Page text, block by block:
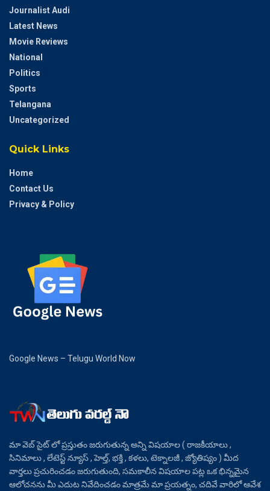
Journalist Audi
Latest News
Movie Reviews
National
Politics
Sports
Telangana
Uncategorized
Quick Links
Home
Contact Us
Privacy & Policy
Google News – Telugu World Now
మా వెబ్ సైట్ లో ప్రస్తుతం జరుగుతున్న అన్ని విషయాల ( రాజకీయాలు ,
సినిమాలు , లేటెస్ట్ న్యూస్ , హెల్త్, భక్తి , కళలు, టెక్నాలజీ , జ్యోతిష్యం ) మీద
వార్తలు ప్రచురించడం జరుగుతుంది, సమకాలీన విషయాల పట్ల ఒక భిన్నమైన
ఆలోచనను మీ ఎదుట నివేదించడం మాత్రమే మా ప్రయత్నం, చదివే వారిలో ఆవేశ